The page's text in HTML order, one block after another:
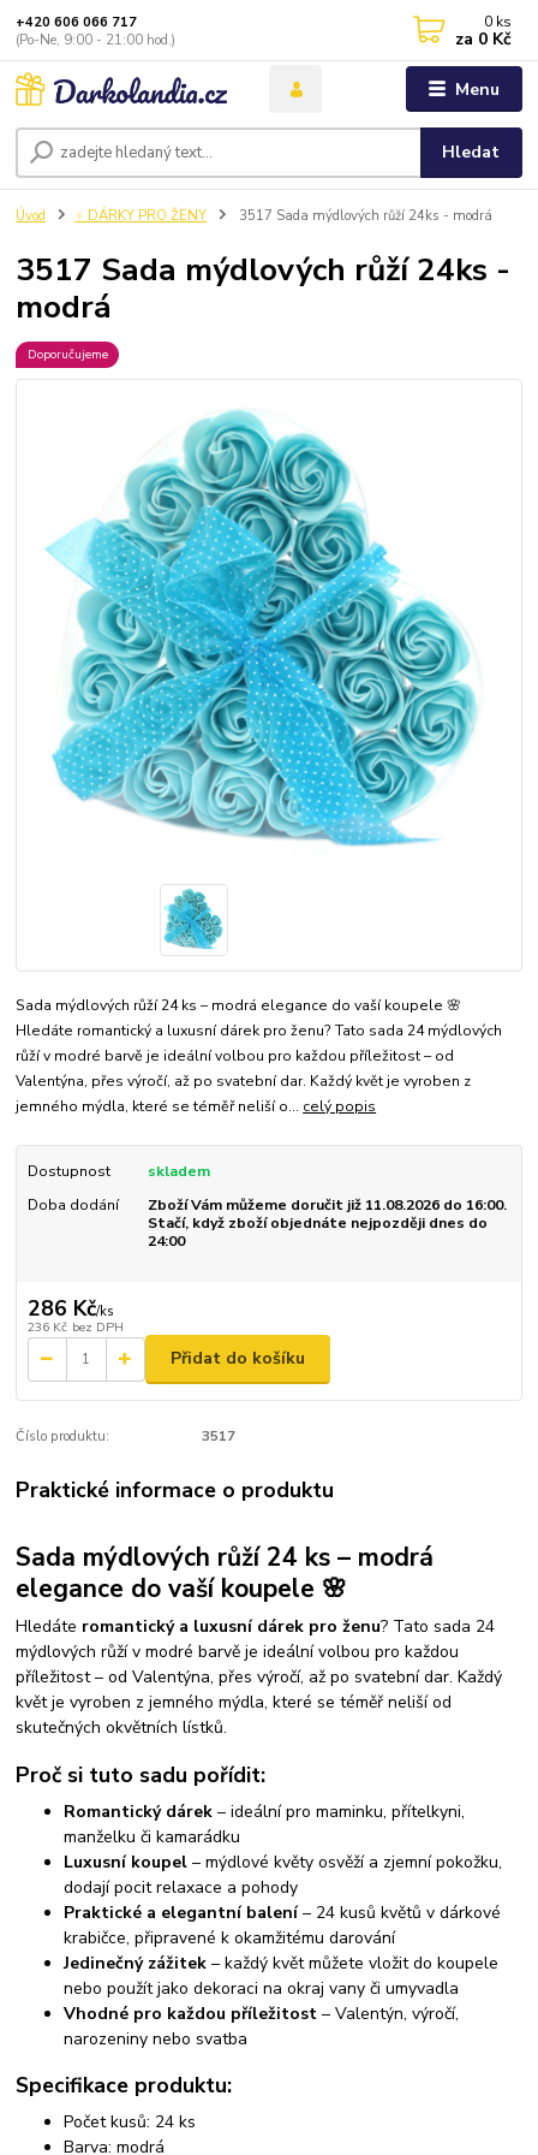
Menu
Hledat
+420 606 066 717
(Po-Ne, 9:00 - 21:00 hod.)
0 ks
za 0 Kč
Úvod ♀️ DÁRKY PRO ŽENY 3517 Sada mýdlových růží 24ks - modrá
3517 Sada mýdlových růží 24ks -
modrá
Doporučujeme
Sada mýdlových růží 24 ks – modrá elegance do vaší koupele 🌸
Hledáte romantický a luxusní dárek pro ženu? Tato sada 24 mýdlových
růží v modré barvě je ideální volbou pro každou příležitost – od
Valentýna, přes výročí, až po svatební dar. Každý květ je vyroben z
jemného mýdla, které se téměř neliší o... celý popis
Dostupnost
skladem
Doba dodání
Zboží Vám můžeme doručit již 11.08.2026 do 16:00.
Stačí, když zboží objednáte nejpozději dnes do
24:00
286 Kč/ks
236 Kč bez DPH
Přidat do košíku
Číslo produktu: 3517
Praktické informace o produktu
Sada mýdlových růží 24 ks – modrá
elegance do vaší koupele 🌸
Hledáte romantický a luxusní dárek pro ženu? Tato sada 24
mýdlových růží v modré barvě je ideální volbou pro každou
příležitost – od Valentýna, přes výročí, až po svatební dar. Každý
květ je vyroben z jemného mýdla, které se téměř neliší od
skutečných okvětních lístků.
Proč si tuto sadu pořídit:
Romantický dárek – ideální pro maminku, přítelkyni,
manželku či kamarádku
Luxusní koupel – mýdlové květy osvěží a zjemní pokožku,
dodají pocit relaxace a pohody
Praktické a elegantní balení– 24 kusů květů v dárkové
krabičce, připravené k okamžitému darování
Jedinečný zážitek – každý květ můžete vložit do koupele
nebo použít jako dekoraci na okraj vany či umyvadla
Vhodné pro každou příležitost – Valentýn, výročí,
narozeniny nebo svatba
Specifikace produktu:
Počet kusů: 24 ks
Barva: modrá